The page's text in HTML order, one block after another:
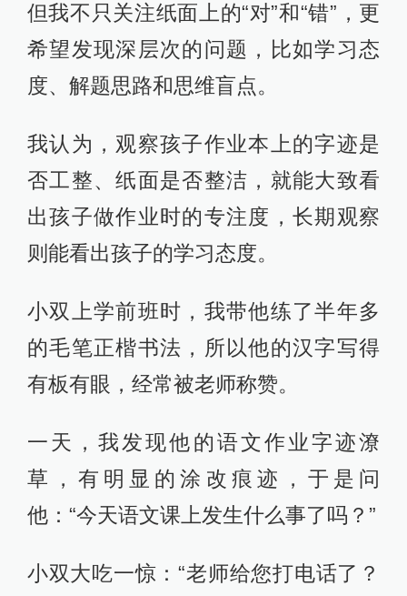
但我不只关注纸面上的“对”和“错”，更
希望发现深层次的问题，比如学习态
度、解题思路和思维盲点。
我认为，观察孩子作业本上的字迹是
否工整、纸面是否整洁，就能大致看
出孩子做作业时的专注度，长期观察
则能看出孩子的学习态度。
小双上学前班时，我带他练了半年多
的毛笔正楷书法，所以他的汉字写得
有板有眼，经常被老师称赞。
一天，我发现他的语文作业字迹潦
草，有明显的涂改痕迹，于是问
他：“今天语文课上发生什么事了吗？”
小双大吃一惊：“老师给您打电话了？